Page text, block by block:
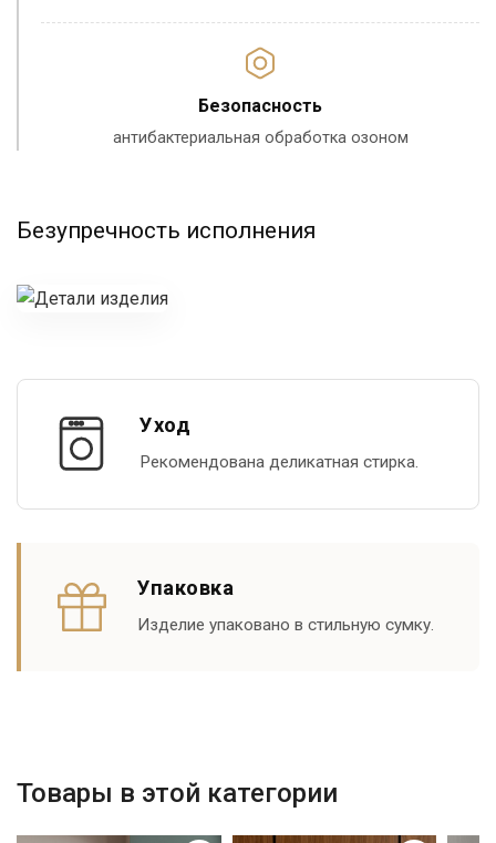
Безопасность
антибактериальная обработка озоном
Безупречность исполнения
Уход
Рекомендована деликатная стирка.
Упаковка
Изделие упаковано в стильную сумку.
Товары в этой категории